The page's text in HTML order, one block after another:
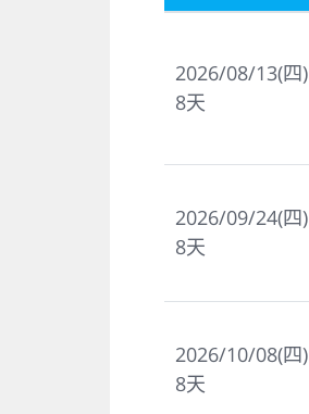
2026/08/13(四)
8天
2026/09/24(四)
8天
2026/10/08(四)
8天